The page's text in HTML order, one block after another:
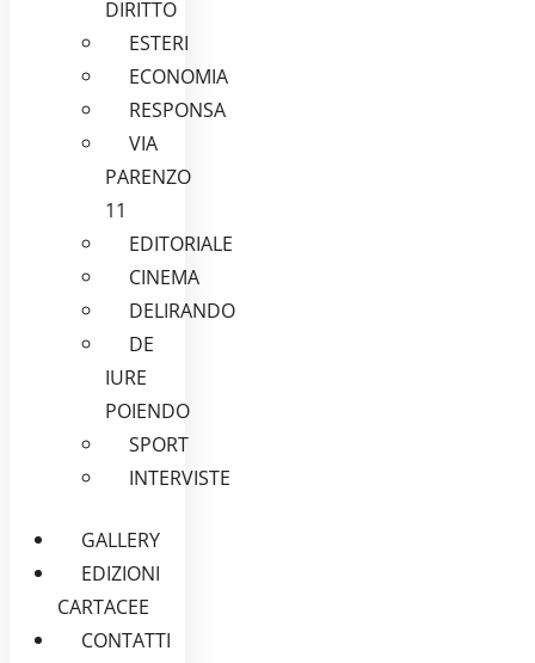
DIRITTO
ESTERI
ECONOMIA
RESPONSA
VIA
PARENZO
11
EDITORIALE
CINEMA
DELIRANDO
DE
IURE
POIENDO
SPORT
INTERVISTE
GALLERY
EDIZIONI
CARTACEE
CONTATTI